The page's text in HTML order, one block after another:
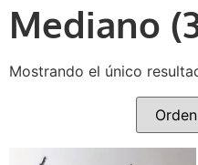
Mediano
Mostrando el único